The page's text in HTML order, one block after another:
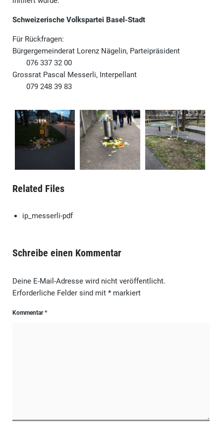
Schweizerische Volkspartei Basel-Stadt
Für Rückfragen:
Bürgergemeinderat Lorenz Nägelin, Parteipräsident
076 337 32 00
Grossrat Pascal Messerli, Interpellant
079 248 39 83
Related Files
ip_messerli-pdf
Schreibe einen Kommentar
Deine E-Mail-Adresse wird nicht veröffentlicht.
Erforderliche Felder sind mit *markiert
Kommentar*